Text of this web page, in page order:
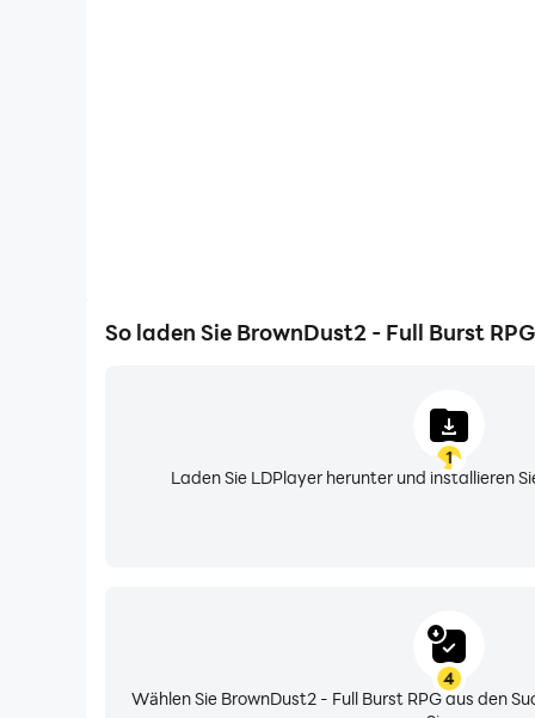
So laden Sie BrownDust2 - Full Burst
1
Laden Sie LDPlayer herunter und installieren
4
Wählen Sie BrownDust2 - Full Burst RPG aus den